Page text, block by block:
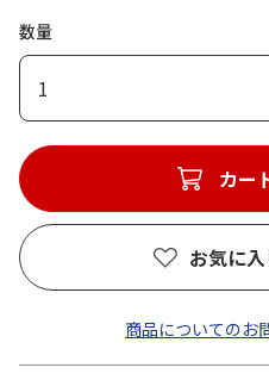
数量
1
カー
お気に
商品についてのお